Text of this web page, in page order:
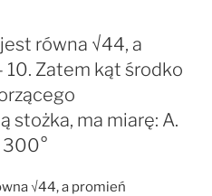
równa √44, a
Zatem kąt środko
stożka, ma miarę: A.
300°
√44, a promień